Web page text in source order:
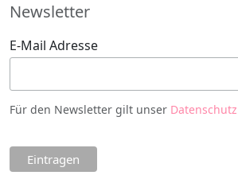
Newsletter
E-Mail Adresse
Für den Newsletter gilt unser Datenschutz